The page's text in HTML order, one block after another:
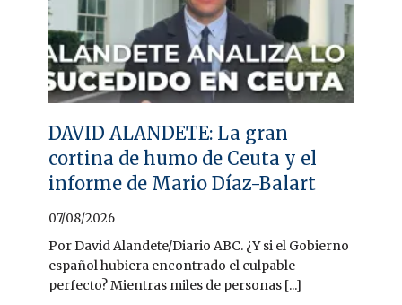
DAVID ALANDETE: La gran
cortina de humo de Ceuta y el
informe de Mario Díaz-Balart
07/08/2026
Por David Alandete/Diario ABC. ¿Y si el Gobierno
español hubiera encontrado el culpable
perfecto? Mientras miles de personas [...]